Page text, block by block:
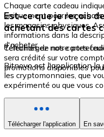
Chaque carte cadeau
uniquement pour les
les magasins physiques.
informations dans la
d'acheter.
Est-ce que je reçois
achetant des cartes
Certaines de nos cartes
sera crédité sur votre
promotions disponibles
Téléchargez notre
Bitnovo est l'application la
les cryptomonnaies, que
expérimenté ou que vous
Télécharger l'application En